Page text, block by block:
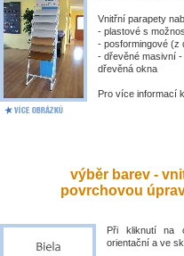
Vnitřní parapety
- plastové s
- posformingové (z
- dřevěné masivní
dřevěná okna
Pro více informací
výběr barev -
povrchovou
Při kliknutí na
orientační a ve